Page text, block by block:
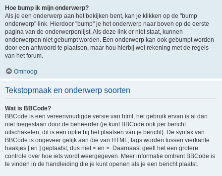
Hoe bump ik mijn onderwerp?
Als je een onderwerp aan het bekijken bent, kan je klikken op de "bump
onderwerp" link. Hierdoor "bump" je het onderwerp naar boven op de eerste
pagina van de onderwerpenlijst. Als deze link er niet staat, kunnen
onderwerpen niet gebumpt worden. Een onderwerp kan ook gebumpt worden
door een antwoord te plaatsen, maar hou hierbij wel rekening met de regels
van het forum.
Omhoog
Tekstopmaak en onderwerp soorten
Wat is BBCode?
BBCode is een vereenvoudigde versie van html, het gebruik ervan is al dan
niet toegestaan door de beheerder (je kunt BBCode ook per bericht
uitschakelen, dit is een optie bij het plaatsen van je bericht). De syntax van
BBCode is ongeveer gelijk aan die van HTML, tags worden tussen vierkante
haakjes [ en ] geplaatst, dus niet < en >. Daarnaast geeft het een grotere
controle over hoe iets wordt weergegeven. Meer informatie omtrent BBCode is
te vinden in de handleiding die je kunt openen als je een bericht plaatst.